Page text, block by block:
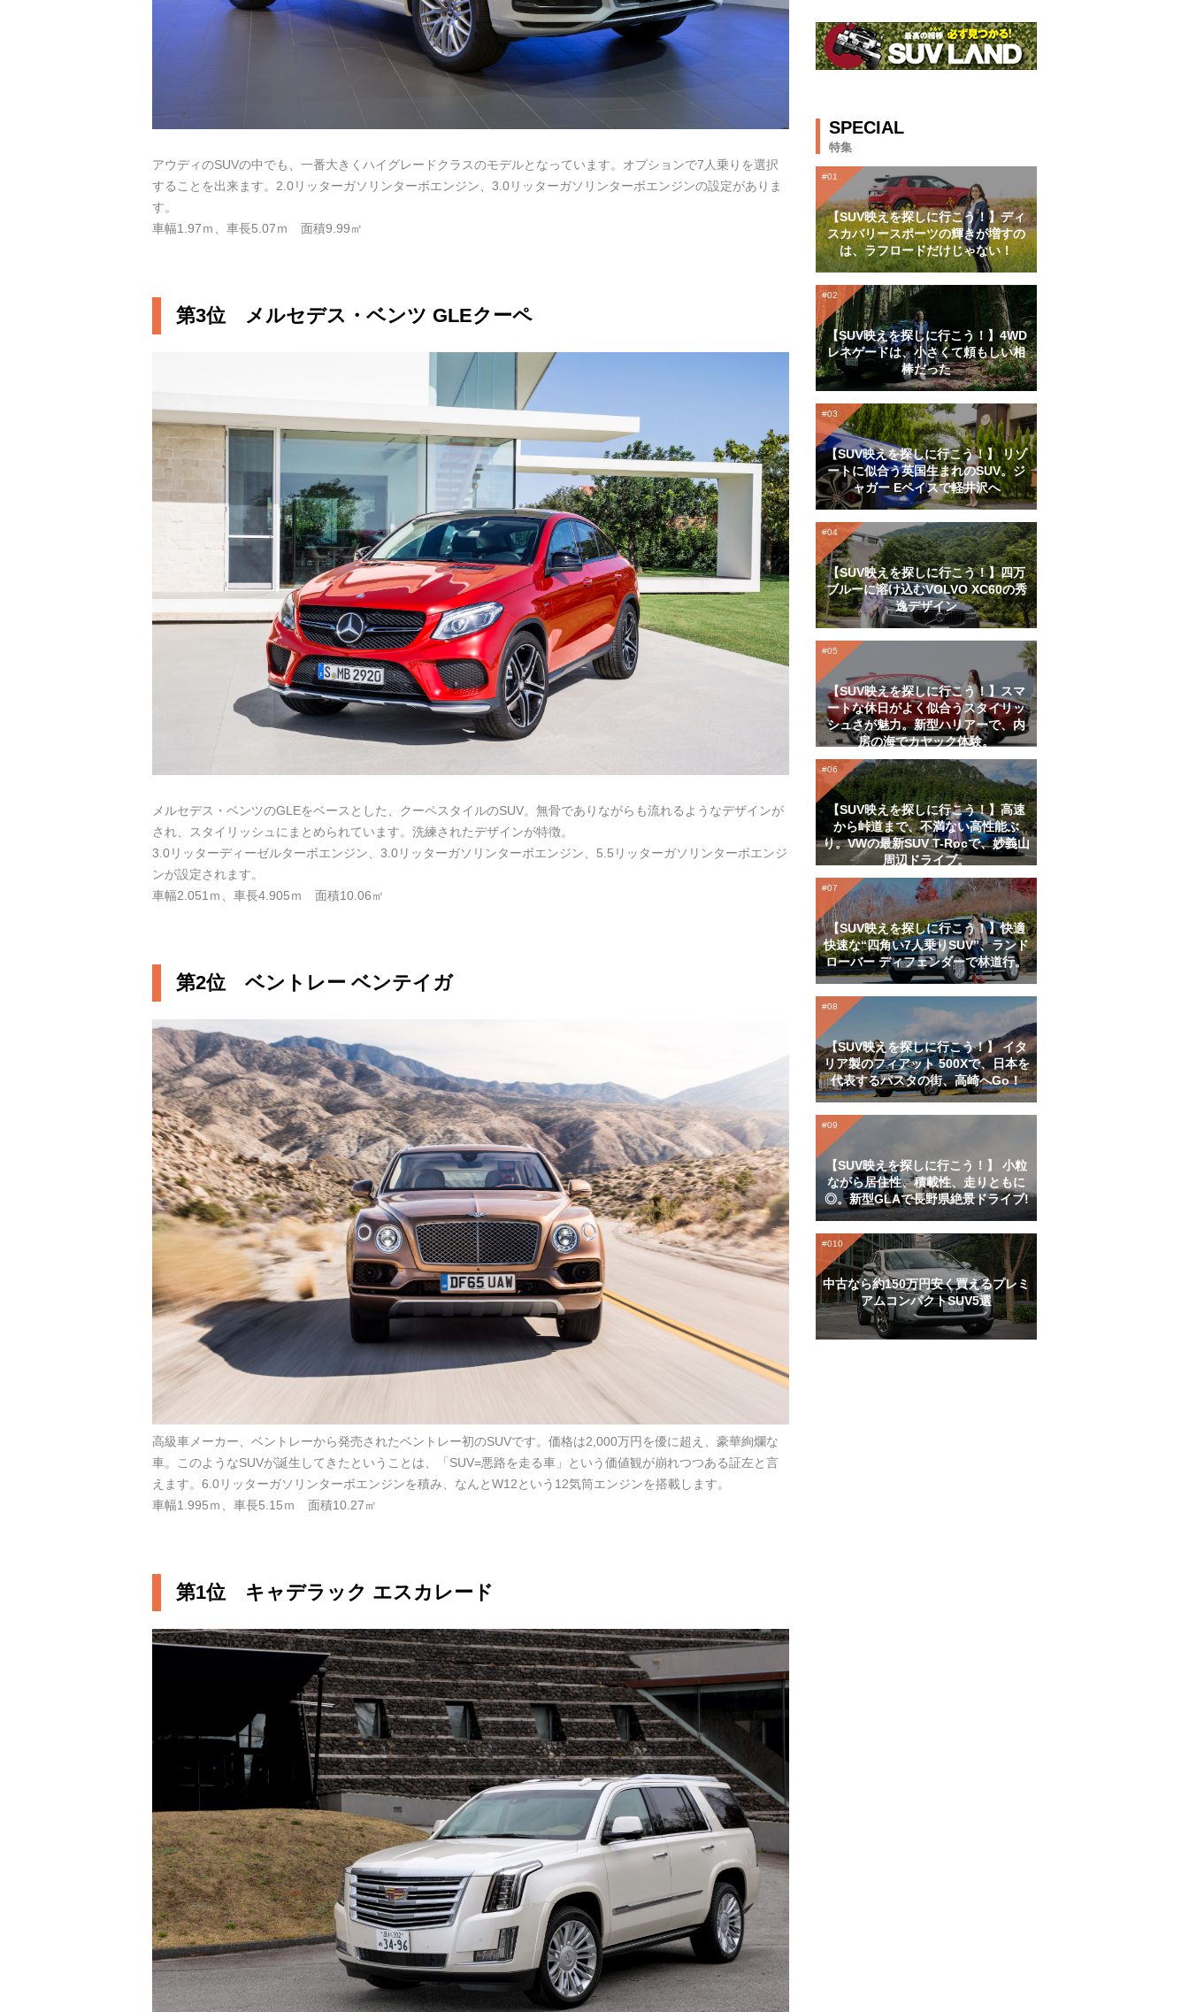
アウディのSUVの中でも、一番大きくハイグレードクラスのモデルとなっています。オプションで7人乗りを選択
することを出来ます。2.0リッターガソリンターボエンジン、3.0リッターガソリンターボエンジンの設定がありま
す。
車幅1.97ｍ、車長5.07ｍ 面積9.99㎡
第3位 メルセデス・ベンツ GLEクーペ
メルセデス・ベンツのGLEをベースとした、クーペスタイルのSUV。無骨でありながらも流れるようなデザインが
され、スタイリッシュにまとめられています。洗練されたデザインが特徴。
3.0リッターディーゼルターボエンジン、3.0リッターガソリンターボエンジン、5.5リッターガソリンターボエンジ
ンが設定されます。
車幅2.051ｍ、車長4.905ｍ 面積10.06㎡
第2位 ベントレー ベンテイガ
高級車メーカー、ベントレーから発売されたベントレー初のSUVです。価格は2,000万円を優に超え、豪華絢爛な
車。このようなSUVが誕生してきたということは、「SUV=悪路を走る車」という価値観が崩れつつある証左と言
えます。6.0リッターガソリンターボエンジンを積み、なんとW12という12気筒エンジンを搭載します。
車幅1.995ｍ、車長5.15ｍ 面積10.27㎡
第1位 キャデラック エスカレード
SPECIAL
特集
【SUV映えを探しに行こう！】ディ
スカバリースポーツの輝きが増すの
は、ラフロードだけじゃない！
【SUV映えを探しに行こう！】4WD
レネゲードは、小さくて頼もしい相
棒だった
【SUV映えを探しに行こう！】 リゾ
ートに似合う英国生まれのSUV。ジ
ャガー Eペイスで軽井沢へ
【SUV映えを探しに行こう！】四万
ブルーに溶け込むVOLVO XC60の秀
逸デザイン
【SUV映えを探しに行こう！】スマ
ートな休日がよく似合うスタイリッ
シュさが魅力。新型ハリアーで、内
房の海でカヤック体験。
【SUV映えを探しに行こう！】高速
から峠道まで、不満ない高性能ぶ
り。VWの最新SUV T-Rocで、妙義山
周辺ドライブ。
【SUV映えを探しに行こう！】快適
快速な“四角い7人乗りSUV”、ランド
ローバー ディフェンダーで林道行。
【SUV映えを探しに行こう！】 イタ
リア製のフィアット 500Xで、日本を
代表するパスタの街、高崎へGo！
【SUV映えを探しに行こう！】 小粒
ながら居住性、積載性、走りともに
◎。新型GLAで長野県絶景ドライブ!
中古なら約150万円安く買えるプレミ
アムコンパクトSUV5選